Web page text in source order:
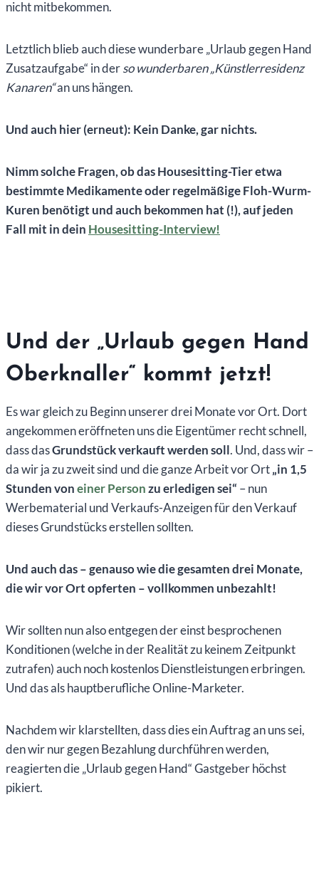
nicht mitbekommen.
Letztlich blieb auch diese wunderbare „Urlaub gegen Hand
Zusatzaufgabe“ in derso wunderbaren „Künstlerresidenz
Kanaren“an uns hängen.
Und auch hier (erneut): Kein Danke, gar nichts.
Nimm solche Fragen, ob das Housesitting-Tier etwa
bestimmte Medikamente oder regelmäßige Floh-Wurm-
Kuren benötigt und auch bekommen hat (!), auf jeden
Fall mit in dein Housesitting-Interview!
Und der „Urlaub gegen Hand
Oberknaller“ kommt jetzt!
Es war gleich zu Beginn unserer drei Monate vor Ort. Dort
angekommen eröffneten uns die Eigentümer recht schnell,
dass dasGrundstück verkauft werden soll. Und, dass wir –
da wir ja zu zweit sind und die ganze Arbeit vor Ort„in 1,5
Stunden voneiner Personzu erledigen sei“ – nun
Werbematerial und Verkaufs-Anzeigen für den Verkauf
dieses Grundstücks erstellen sollten.
Und auch das – genauso wie die gesamten drei Monate,
die wir vor Ort opferten – vollkommen unbezahlt!
Wir sollten nun also entgegen der einst besprochenen
Konditionen (welche in der Realität zu keinem Zeitpunkt
zutrafen) auch noch kostenlos Dienstleistungen erbringen.
Und das als hauptberufliche Online-Marketer.
Nachdem wir klarstellten, dass dies ein Auftrag an uns sei,
den wir nur gegen Bezahlung durchführen werden,
reagierten die „Urlaub gegen Hand“ Gastgeber höchst
pikiert.